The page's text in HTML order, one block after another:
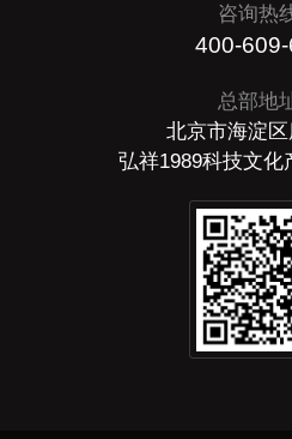
咨询热
400-
总部地
北京市海淀
弘祥1989科技文化